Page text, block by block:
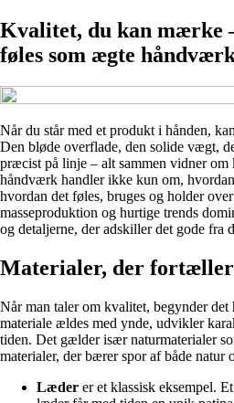
Kvalitet, du kan mærke
føles som ægte
Når du står med et produkt i hånden,
Den bløde overflade, den solide vægt,
præcist på linje – alt sammen vidner
håndværk handler ikke kun om,
hvordan det føles, bruges og holder
masseproduktion og hurtige trends
og detaljerne, der adskiller det gode fra
Materialer, der fortæller
Når man taler om kvalitet, begynder det
materiale ældes med ynde, udvikler
tiden. Det gælder især naturmaterialer
materialer, der bærer spor af både natur
Læder er et klassisk eksempel.